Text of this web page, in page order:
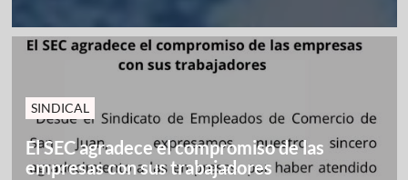
SINDICAL
El SEC agradece el compromiso de las
empresas con sus trabajadores